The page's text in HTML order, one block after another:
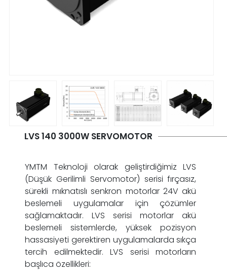
LVS 140 3000W SERVOMOTOR
YMTM Teknoloji olarak geliştirdiğimiz LVS
(Düşük Gerilimli Servomotor) serisi fırçasız,
sürekli mıknatıslı senkron motorlar 24V akü
beslemeli uygulamalar için çözümler
sağlamaktadır. LVS serisi motorlar akü
beslemeli sistemlerde, yüksek pozisyon
hassasiyeti gerektiren uygulamalarda sıkça
tercih edilmektedir. LVS serisi motorların
başlıca özellikleri: